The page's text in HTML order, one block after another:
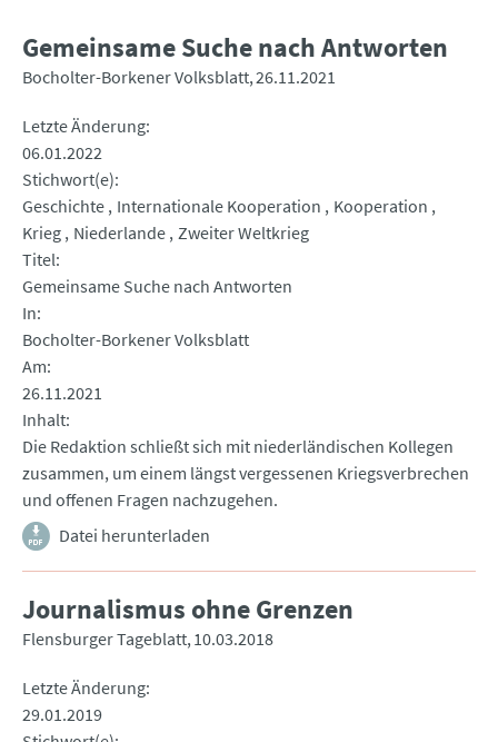
Gemeinsame Suche nach Antworten
Bocholter-Borkener Volksblatt 26.11.2021
Letzte Änderung
06.01.2022
Stichwort(e)
Geschichte Internationale Kooperation
Kooperation
Krieg Niederlande Zweiter Weltkrieg
Titel
Gemeinsame Suche nach Antworten
In
Bocholter-Borkener Volksblatt
Am
26.11.2021
Inhalt
Die Redaktion schließt sich mit niederländischen Kollegen
zusammen, um einem längst vergessenen Kriegsverbrechen
und offenen Fragen nachzugehen.
Datei herunterladen
Journalismus ohne Grenzen
Flensburger Tageblatt 10.03.2018
Letzte Änderung
29.01.2019